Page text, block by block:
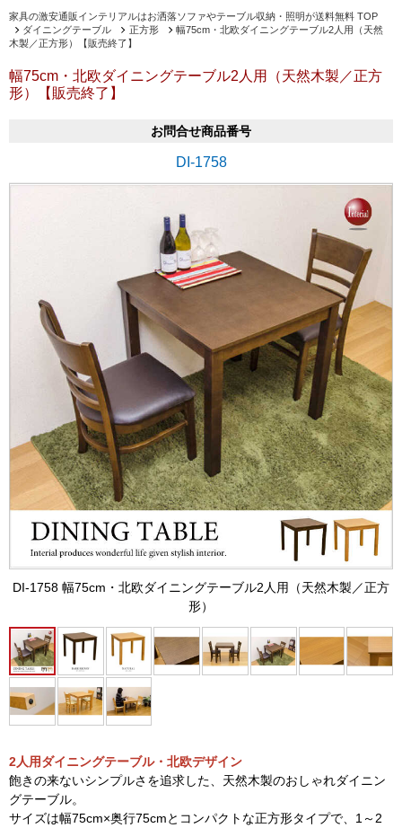
家具の激安通販インテリアルはお洒落ソファやテーブル収納・照明が送料無料 TOP
ダイニングテーブル
正方形
幅75cm・北欧ダイニングテーブル2人用（天然
木製／正方形）【販売終了】
幅75cm・北欧ダイニングテーブル2人用（天然木製／正方
形）【販売終了】
お問合せ商品番号
DI-1758
DI-1758 幅75cm・北欧ダイニングテーブル2人用（天然木製／正方
形）
2人用ダイニングテーブル・北欧デザイン
飽きの来ないシンプルさを追求した、天然木製のおしゃれダイニン
グテーブル。
サイズは幅75cm×奥行75cmとコンパクトな正方形タイプで、1～2